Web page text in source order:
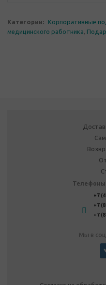
Категории: Корпоративные
медицинского работника,
Телефоны
+7
+7
+7
Мы в